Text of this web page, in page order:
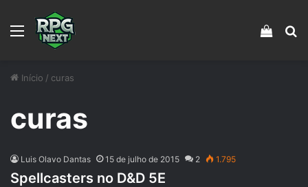
Menu Veja
Início / curas
curas
Luis Olavo Dantas 15 de julho de 2015 2 1.795
Spellcasters no D&D 5E